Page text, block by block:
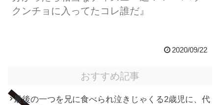
クンチョに入ってたコレ誰だ』
2020/09/22
おすすめ記事
最後の一つを兄に食べられ泣きじゃくる2歳児に、代